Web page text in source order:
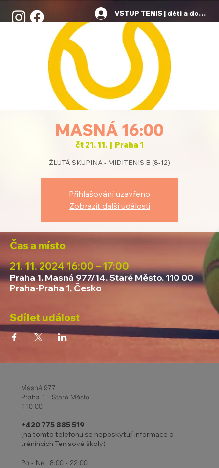
VSTUP TENIS | děti a dospělí
MASNÁ 16:00
čt 21. 11.
  |
Praha 1
ŽLUTÁ SKUPINA - MIDITENIS B (8-12)
Přihlašování uzavřeno
Zobrazit další události
Čas a místo
21. 11. 2024 16:00 – 17:00
Praha 1, Masná 977/14, Staré Město, 110 00
Praha-Praha 1, Česko
Sdílet událost
Masná 977
Praha 1 - Staré Město
110 00
+420 775 885 519
(na tomto telefonu se neposkytují informace o
trénincích Tenisové školy)
Po - Ne | 8:00 - 22:00